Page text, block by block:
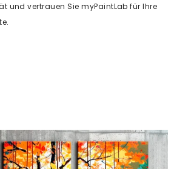
und vertrauen Sie myPaintLab für Ihre